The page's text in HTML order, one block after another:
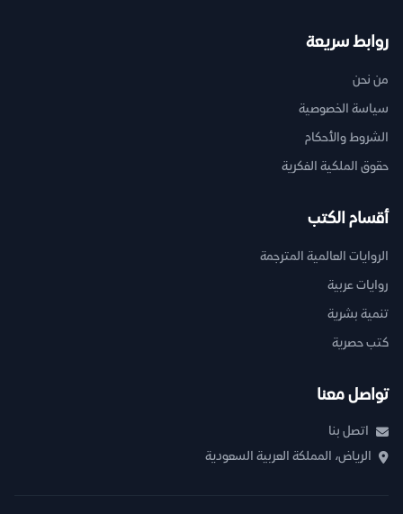
روابط سريعة
من نحن
سياسة الخصوصية
الشروط والأحكام
حقوق الملكية الفكرية
أقسام الكتب
الروايات العالمية المترجمة
روايات عربية
تنمية بشرية
كتب حصرية
تواصل معنا
اتصل بنا
الرياض، المملكة العربية السعودية